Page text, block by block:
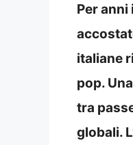
Per anni
italiane
pop.
tra
globali.